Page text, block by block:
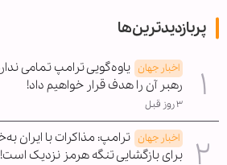
پربازدیدترین‌ها
اخبار جهان یاوه‌گویی ترامپ تمامی
رهبر آن را هدف قرار خواهیم داد!
۳ روز قبل
اخبار جهان ترامپ: مذاکرات با ایران
برای بازگشایی تنگه هرمز نزدیک است!